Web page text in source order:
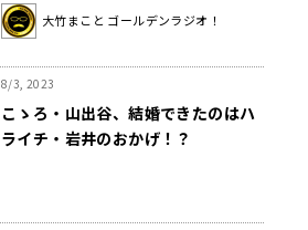
大竹まこと ゴールデンラジオ！
8/3, 2023
こゝろ・山出谷、結婚できたのはハ
ライチ・岩井のおかげ！？